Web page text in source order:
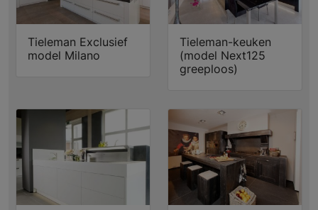
Tieleman Exclusief
model Milano
Tieleman-keuken
(model Next125
greeploos)